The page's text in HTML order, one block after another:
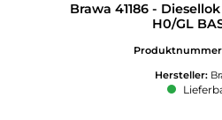
Brawa 41186 -
H0/GL
Hersteller: